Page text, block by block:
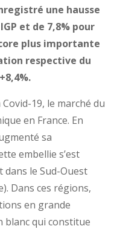
une hausse
et de 7,8% pour
plus importante
respective du
19, le marché du
en France. En
sa
embellie s’est
le Sud-Ouest
Dans ces régions,
en grande
qui constitue